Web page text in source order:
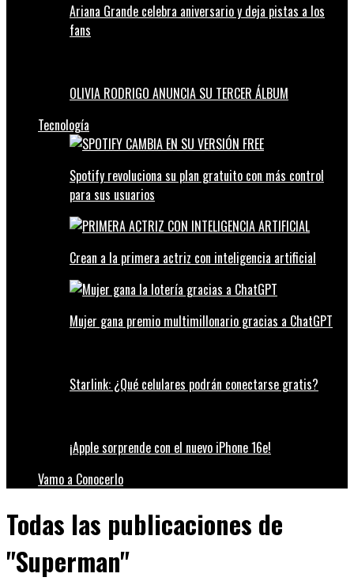
Ariana Grande celebra aniversario y deja pistas a los
fans
OLIVIA RODRIGO ANUNCIA SU TERCER ÁLBUM
Tecnología
Spotify revoluciona su plan gratuito con más control
para sus usuarios
Crean a la primera actriz con inteligencia artificial
Mujer gana premio multimillonario gracias a ChatGPT
Starlink: ¿Qué celulares podrán conectarse gratis?
¡Apple sorprende con el nuevo iPhone 16e!
Vamo a Conocerlo
Todas las publicaciones de
"Superman"